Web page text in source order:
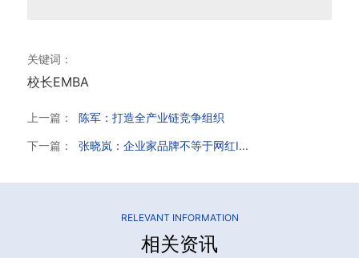
关键词：
校长EMBA
上一篇： 陈军：打造全产业链竞争组织
下一篇： 张晓岚：企业家品牌不等于网红I...
RELEVANT INFORMATION
相关资讯